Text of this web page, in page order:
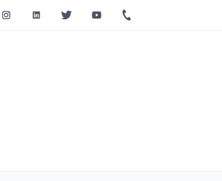
InstagramLinkedinTwitter Youtube